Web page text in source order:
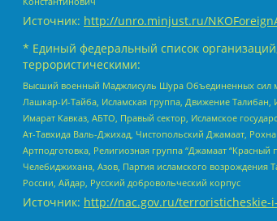
Источник: http://unro.minjust.ru/
* Единый федеральный список
террористическими:
Высший военный Маджлисуль Шура Объединенных сил
Лашкар-И-Тайба, Исламская группа, Движение
Имарат Кавказ, АБТО, Правый сектор, Исламское
Ат-Тавхида Валь-Джихад, Чистопольский Джамаат,
Артподготовка, Религиозная группа “Джамаат
Челебиджихана, Азов, Партия исламского
России, Айдар, Русский добровольческий корпус
Источник: http://nac.gov.ru/